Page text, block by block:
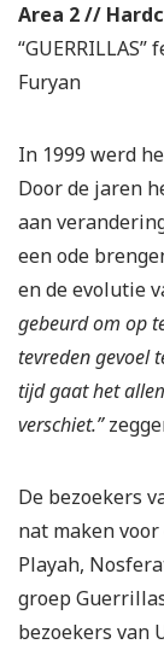
Area 2 //
Furyan
In 1999 werd
Door de jaren
aan
een ode
en de evolutie
gebeurd om op
tevreden gevoel
tijd gaat het
verschiet.”
De bezoekers
nat maken
Playah,
groep
bezoekers van